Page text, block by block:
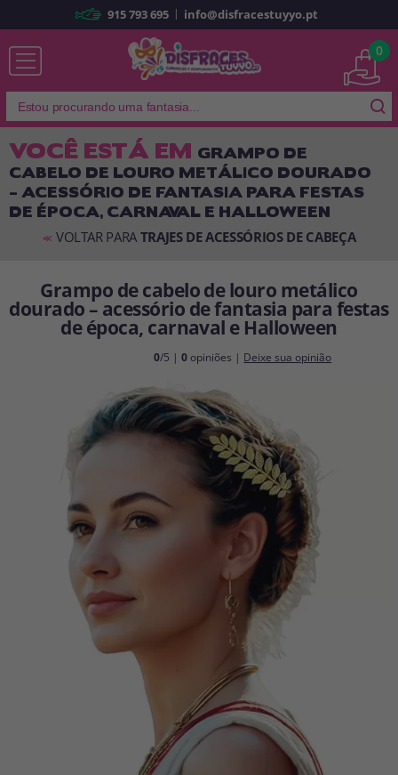
Já sou cliente
Lembrar-me Esqueceu sua senha?
ENTRAR
Sou novo
Ao criar uma conta em
compras rapidamente em nossa loja virtual, verificar o status de seus
Vá em frente! Estávamos esperando por você.
CRIAR CONTA
915 793 695 | info@disfracestuyyo.pt
0
VOCÊ ESTÁ EM GRAMPO DE
CABELO DE LOURO METÁLICO DOURADO
– ACESSÓRIO DE FANTASIA PARA FESTAS
DE ÉPOCA, CARNAVAL E HALLOWEEN
<< VOLTAR PARA TRAJES DE ACESSÓRIOS DE CABEÇA
Grampo de cabelo de louro metálico
dourado – acessório de fantasia para festas
de época, carnaval e Halloween
0/5 |0 opiniões | Deixe sua opinião